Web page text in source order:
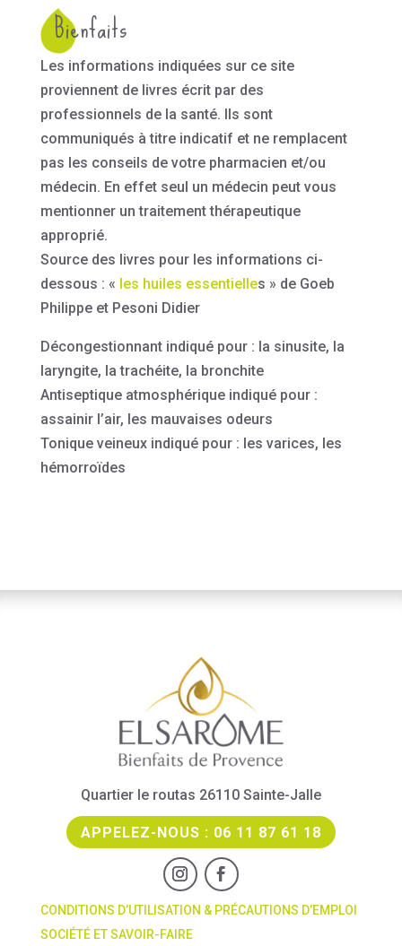
Bienfaits
Les informations indiquées sur ce site
proviennent de livres écrit par des
professionnels de la santé. Ils sont
communiqués à titre indicatif et ne remplacent
pas les conseils de votre pharmacien et/ou
médecin. En effet seul un médecin peut vous
mentionner un traitement thérapeutique
approprié.
Source des livres pour les informations ci-
dessous : « les huiles essentielles » de Goeb
Philippe et Pesoni Didier
Décongestionnant indiqué pour : la sinusite, la
laryngite, la trachéite, la bronchite
Antiseptique atmosphérique indiqué pour :
assainir l’air, les mauvaises odeurs
Tonique veineux indiqué pour : les varices, les
hémorroïdes
Quartier le routas 26110 Sainte-Jalle
APPELEZ-NOUS : 06 11 87 61 18
CONDITIONS D’UTILISATION & PRÉCAUTIONS D’EMPLOI
SOCIÉTÉ ET SAVOIR-FAIRE